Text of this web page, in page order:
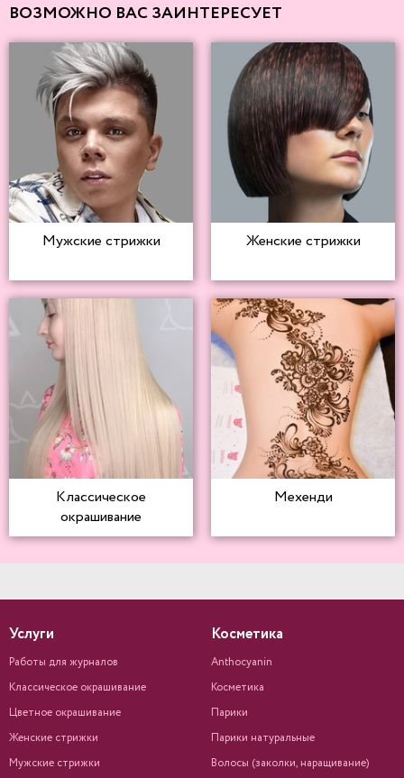
ВОЗМОЖНО ВАС ЗАИНТЕРЕСУЕТ
Мужские стрижки Женские стрижки
Классическое
окрашивание
Мехенди
Услуги
Работы для журналов
Классическое окрашивание
Цветное окрашивание
Женские стрижки
Мужские стрижки
Косметика
Anthocyanin
Косметика
Парики
Парики натуральные
Волосы (заколки, наращивание)